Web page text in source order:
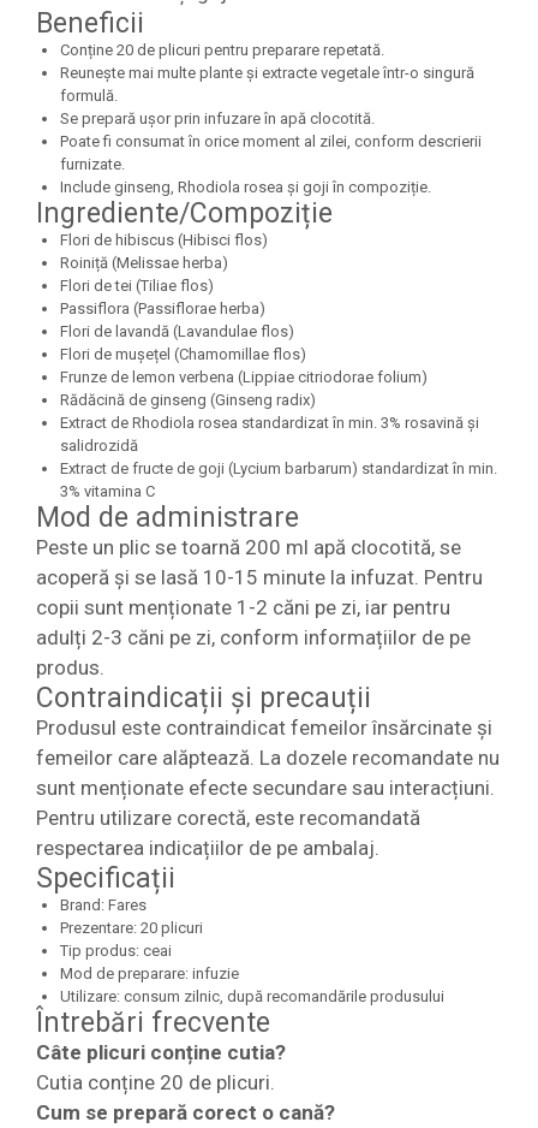
Beneficii
Conține 20 de plicuri pentru preparare repetată.
Reunește mai multe plante și extracte vegetale într-o singură
formulă.
Se prepară ușor prin infuzare în apă clocotită.
Poate fi consumat în orice moment al zilei, conform descrierii
furnizate.
Include ginseng, Rhodiola rosea și goji în compoziție.
Ingrediente/Compoziție
Flori de hibiscus (Hibisci flos)
Roiniță (Melissae herba)
Flori de tei (Tiliae flos)
Passiflora (Passiflorae herba)
Flori de lavandă (Lavandulae flos)
Flori de mușețel (Chamomillae flos)
Frunze de lemon verbena (Lippiae citriodorae folium)
Rădăcină de ginseng (Ginseng radix)
Extract de Rhodiola rosea standardizat în min. 3% rosavină și
salidrozidă
Extract de fructe de goji (Lycium barbarum) standardizat în min.
3% vitamina C
Mod de administrare
Peste un plic se toarnă 200 ml apă clocotită, se
acoperă și se lasă 10-15 minute la infuzat. Pentru
copii sunt menționate 1-2 căni pe zi, iar pentru
adulți 2-3 căni pe zi, conform informațiilor de pe
produs.
Contraindicații și precauții
Produsul este contraindicat femeilor însărcinate și
femeilor care alăptează. La dozele recomandate nu
sunt menționate efecte secundare sau interacțiuni.
Pentru utilizare corectă, este recomandată
respectarea indicațiilor de pe ambalaj.
Specificații
Brand: Fares
Prezentare: 20 plicuri
Tip produs: ceai
Mod de preparare: infuzie
Utilizare: consum zilnic, după recomandările produsului
Întrebări frecvente
Câte plicuri conține cutia?
Cutia conține 20 de plicuri.
Cum se prepară corect o cană?